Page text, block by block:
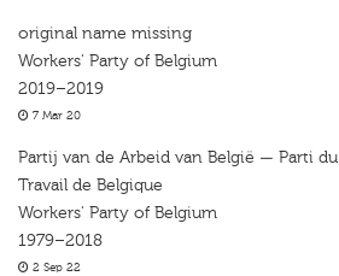
original name missing
Workers' Party of Belgium
2019–2019
7 Mar 20
Partij van de Arbeid van België — Parti du
Travail de Belgique
Workers' Party of Belgium
1979–2018
2 Sep 22